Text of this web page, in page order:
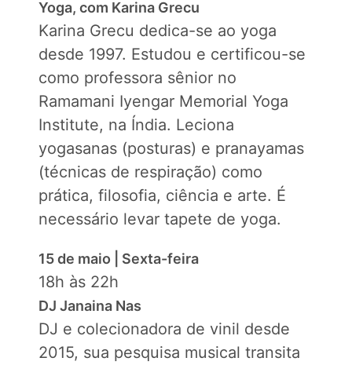
Yoga, com Karina Grecu
Karina Grecu dedica-se ao yoga
desde 1997. Estudou e certificou-se
como professora sênior no
Ramamani Iyengar Memorial Yoga
Institute, na Índia. Leciona
yogasanas (posturas) e pranayamas
(técnicas de respiração) como
prática, filosofia, ciência e arte. É
necessário levar tapete de yoga.
15 de maio | Sexta-feira
18h às 22h
DJ Janaina Nas
DJ e colecionadora de vinil desde
2015, sua pesquisa musical transita